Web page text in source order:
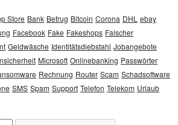
Store Bank Betrug Bitcoin Corona DHL ebay
Facebook Fake Fakeshops Falscher
Geldwäsche Identitätsdiebstahl Jobangebote
Microsoft Onlinebanking Passwörter
Rechnung Router Scam Schadsoftware
SMS Spam Support Telefon Telekom Urlaub